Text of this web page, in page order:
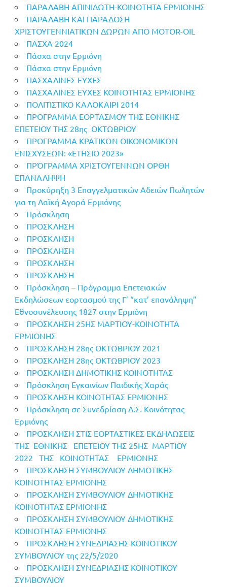
ΠΑΡΑΛΑΒΗ ΑΠΙΝΙΔΩΤΗ-ΚΟΙΝΟΤΗΤΑ ΕΡΜΙΟΝΗΣ
ΠΑΡΑΛΑΒΗ ΚΑΙ ΠΑΡΑΔΟΣΗ
ΧΡΙΣΤΟΥΓΕΝΝΙΑΤΙΚΩΝ ΔΩΡΩΝ ΑΠΟ MOTOR-OIL
ΠΑΣΧΑ 2024
Πάσχα στην Ερμιόνη
Πάσχα στην Ερμιόνη
ΠΑΣΧΑΛΙΝΕΣ ΕΥΧΕΣ
ΠΑΣΧΑΛΙΝΕΣ ΕΥΧΕΣ ΚΟΙΝΟΤΗΤΑΣ ΕΡΜΙΟΝΗΣ
ΠΟΛΙΤΙΣΤΙΚΟ ΚΑΛΟΚΑΙΡΙ 2014
ΠΡΟΓΡΑΜΜΑ ΕΟΡΤΑΣΜΟΥ ΤΗΣ ΕΘΝΙΚΗΣ
ΕΠΕΤΕΙΟΥ ΤΗΣ 28ης OΚΤΩΒΡΙΟΥ
ΠΡΟΓΡΑΜΜΑ ΚΡΑΤΙΚΩΝ ΟΙΚΟΝΟΜΙΚΩΝ
ΕΝΙΣΧΥΣΕΩΝ: «ΕΤΗΣΙΟ 2023»
ΠΡΌΓΡΑΜΜΑ ΧΡΙΣΤΟΥΓΕΝΝΩΝ ΟΡΘΗ
ΕΠΑΝΑΛΗΨΗ
Προκύρηξη 3 Επαγγελματικών Αδειών Πωλητών
για τη Λαϊκή Αγορά Ερμιόνης
Πρόσκληση
ΠΡΟΣΚΛΗΣΗ
ΠΡΟΣΚΛΗΣΗ
ΠΡΟΣΚΛΗΣΗ
ΠΡΟΣΚΛΗΣΗ
ΠΡΟΣΚΛΗΣΗ
Πρόσκληση – Πρόγραμμα Επετειακών
Εκδηλώσεων εορτασμού της Γ’ “κατ’ επανάληψη”
Εθνοσυνέλευσης 1827 στην Ερμιόνη
ΠΡΟΣΚΛΗΣΗ 25ΗΣ ΜΑΡΤΙΟΥ-ΚΟΙΝΟΤΗΤΑ
ΕΡΜΙΟΝΗΣ
ΠΡΟΣΚΛΗΣΗ 28ης ΟΚΤΩΒΡΙΟΥ 2021
ΠΡΟΣΚΛΗΣΗ 28ης ΟΚΤΩΒΡΙΟΥ 2023
ΠΡΟΣΚΛΗΣΗ ΔΗΜΟΤΙΚΗΣ ΚΟΙΝΟΤΗΤΑΣ
Πρόσκληση Εγκαινίων Παιδικής Χαράς
ΠΡΟΣΚΛΗΣΗ ΚΟΙΝΟΤΗΤΑΣ ΕΡΜΙΟΝΗΣ
Πρόσκληση σε Συνεδρίαση Δ.Σ. Κοινότητας
Ερμιόνης
ΠΡΟΣΚΛΗΣΗ ΣΤΙΣ ΕΟΡΤΑΣΤΙΚΕΣ ΕΚΔΗΛΩΣΕΙΣ
ΤΗΣ ΕΘΝΙΚΗΣ ΕΠΕΤΕΙΟΥ ΤΗΣ 25ΗΣ ΜΑΡΤΙΟΥ
2022 ΤΗΣ ΚΟΙΝΟΤΗΤΑΣ ΕΡΜΙΟΝΗΣ
ΠΡΟΣΚΛΗΣΗ ΣΥΜΒΟΥΛΙΟΥ ΔΗΜΟΤΙΚΗΣ
ΚΟΙΝΟΤΗΤΑΣ ΕΡΜΙΟΝΗΣ
ΠΡΟΣΚΛΗΣΗ ΣΥΜΒΟΥΛΙΟΥ ΔΗΜΟΤΙΚΗΣ
ΚΟΙΝΟΤΗΤΑΣ ΕΡΜΙΟΝΗΣ
ΠΡΟΣΚΛΗΣΗ ΣΥΜΒΟΥΛΙΟΥ ΔΗΜΟΤΙΚΗΣ
ΚΟΙΝΟΤΗΤΑΣ ΕΡΜΙΟΝΗΣ
ΠΡΟΣΚΛΗΣΗ ΣΥΝΕΔΡΙΑΣΗΣ ΚΟΙΝΟΤΙΚΟΥ
ΣΥΜΒΟΥΛΙΟΥ της 22/5/2020
ΠΡΟΣΚΛΗΣΗ ΣΥΝΕΔΡΙΑΣΗΣ ΚΟΙΝΟΤΙΚΟΥ
ΣΥΜΒΟΥΛΙΟΥ